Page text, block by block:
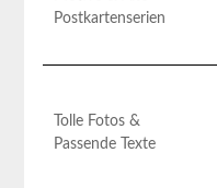
Postkartenserien
Tolle Fotos &
Passende Texte